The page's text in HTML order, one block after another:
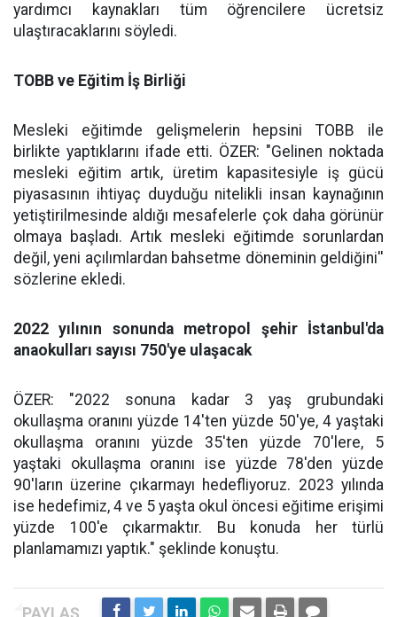
yardımcı kaynakları tüm öğrencilere ücretsiz
ulaştıracaklarını söyledi.
TOBB ve Eğitim İş Birliği
Mesleki eğitimde gelişmelerin hepsini TOBB ile
birlikte yaptıklarını ifade etti. ÖZER: "Gelinen noktada
mesleki eğitim artık, üretim kapasitesiyle iş gücü
piyasasının ihtiyaç duyduğu nitelikli insan kaynağının
yetiştirilmesinde aldığı mesafelerle çok daha görünür
olmaya başladı. Artık mesleki eğitimde sorunlardan
değil, yeni açılımlardan bahsetme döneminin geldiğini''
sözlerine ekledi.
2022 yılının sonunda metropol şehir İstanbul'da
anaokulları sayısı 750'ye ulaşacak
ÖZER: "2022 sonuna kadar 3 yaş grubundaki
okullaşma oranını yüzde 14'ten yüzde 50'ye, 4 yaştaki
okullaşma oranını yüzde 35'ten yüzde 70'lere, 5
yaştaki okullaşma oranını ise yüzde 78'den yüzde
90'ların üzerine çıkarmayı hedefliyoruz. 2023 yılında
ise hedefimiz, 4 ve 5 yaşta okul öncesi eğitime erişimi
yüzde 100'e çıkarmaktır. Bu konuda her türlü
planlamamızı yaptık." şeklinde konuştu.